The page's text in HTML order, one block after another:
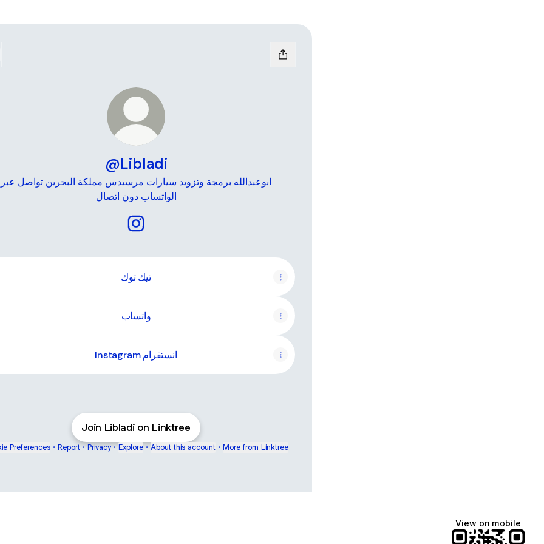
@Libladi
ابوعبدالله برمجة وتزويد سيارات مرسيدس مملكة البحرين تواصل عبر
الواتساب دون اتصال
تيك توك
واتساب
Instagram انستقرام
Join Libladi on Linktree
Preferences • Report • Privacy • Explore • About this account • More from Linktree
View on mobile